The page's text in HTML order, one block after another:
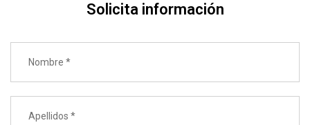
Solicita información